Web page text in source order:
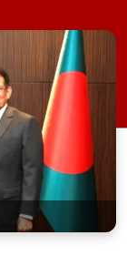
তিনি
সময়ে
[…]